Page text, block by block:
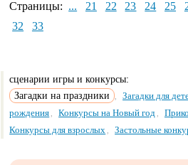
Страницы: ... 21 22 23 24 25
32
33
сценарии игры и конкурсы:
Загадки на праздники
Загадки для
рождения
Конкурсы на Новый год
Конкурсы для взрослых Застольные